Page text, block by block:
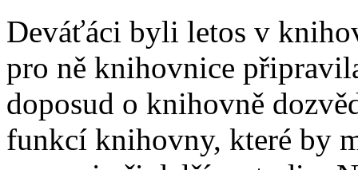
Deváťáci byli letos v
pro ně knihovnice
doposud o knihovně
funkcí knihovny, které by